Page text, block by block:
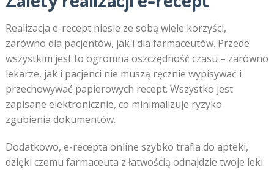
Realizacja e-recept niesie ze sobą wiele korzyści,
zarówno dla pacjentów, jak i dla farmaceutów. Przede
wszystkim jest to ogromna oszczędność czasu – zarówno
lekarze, jak i pacjenci nie muszą ręcznie wypisywać i
przechowywać papierowych recept. Wszystko jest
zapisane elektronicznie, co minimalizuje ryzyko
zgubienia dokumentów.
Dodatkowo, e-recepta online szybko trafia do apteki,
dzięki czemu farmaceuta z łatwością odnajdzie twoje leki